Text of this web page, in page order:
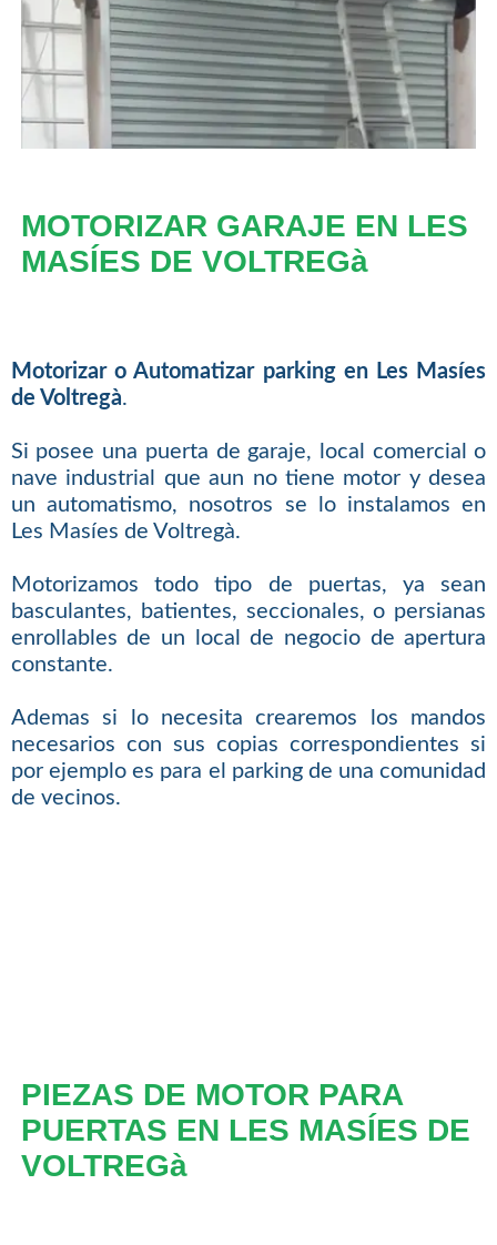
MOTORIZAR GARAJE EN LES
MASÍES DE VOLTREGà
Motorizar o Automatizar parking en Les Masíes
de Voltregà.
Si posee una puerta de garaje, local comercial o
nave industrial que aun no tiene motor y desea
un automatismo, nosotros se lo instalamos en
Les Masíes de Voltregà.
Motorizamos todo tipo de puertas, ya sean
basculantes, batientes, seccionales, o persianas
enrollables de un local de negocio de apertura
constante.
Ademas si lo necesita crearemos los mandos
necesarios con sus copias correspondientes si
por ejemplo es para el parking de una comunidad
de vecinos.
PIEZAS DE MOTOR PARA
PUERTAS EN LES MASÍES DE
VOLTREGà